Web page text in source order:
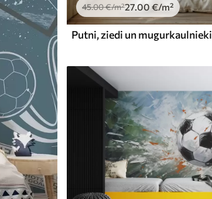
45.00€/m²27.00 €/m²
Putni, ziedi un mugurkaulnieki